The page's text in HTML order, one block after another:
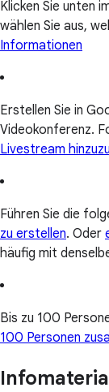
Klicken Sie unten
wählen Sie aus,
Informationen
Erstellen Sie in
Videokonferenz.
Livestream
Führen Sie die
zu erstellen. Oder
häufig mit
Bis zu 100
100 Personen